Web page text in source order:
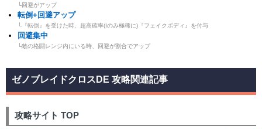
└回避がアップ
転倒+回避アップ
└『転倒』を受けた時、超高確率(Iのみ極稀に)『フェイクボディ』を付与
回避集中
└敵の格闘レンジ内にいる時、回避が割合でアップ
ゼノブレイドクロスDE 攻略関連記事
攻略サイト TOP